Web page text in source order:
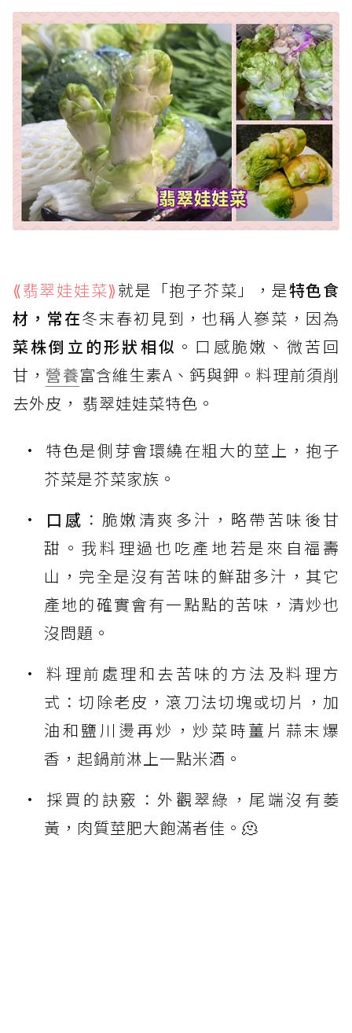
⟪翡翠娃娃菜⟫就是「抱子芥菜」，是特色食
材，常在冬末春初見到，也稱人嵾菜，因為
菜株倒立的形狀相似 。口感脆嫩、微苦回
甘，營養富含維生素A、鈣與鉀。料理前須削
去外皮， 翡翠娃娃菜特色。
特色是側芽會環繞在粗大的莖上， 抱子
芥菜是芥菜家族 。
口感 ：脆嫩清爽多汁，略帶苦味後甘
甜。我料理過也吃產地若是來自福壽
山，完全是沒有苦味的鮮甜多汁，其它
產地的確實會有一點點的苦味，清炒也
沒問題。
料理前處理和去苦味的方法及料理方
式：切除老皮，滾刀法切塊或切片，加
油和鹽川燙再炒，炒菜時薑片蒜末爆
香，起鍋前淋上一點米酒。
採買的訣竅：外觀翠綠，尾端沒有萎
黃，肉質莖肥大飽滿者佳。🫠